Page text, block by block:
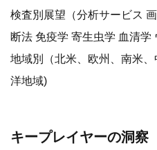
検査別展望（分析サービス
断法 免疫学 寄生虫学 血清学
地域別（北米、欧州、南米
洋地域)
キープレイヤーの洞察